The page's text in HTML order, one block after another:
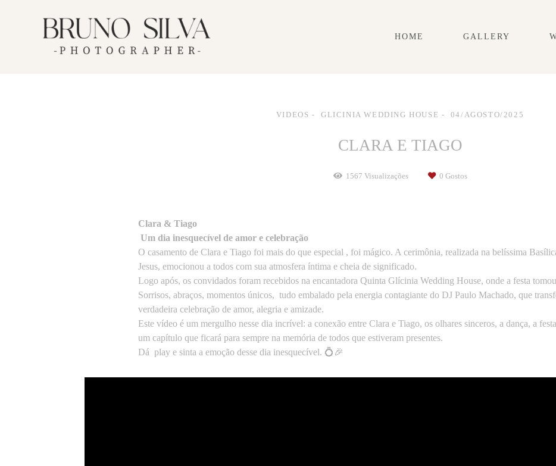
HOME GALLERY
VIDEOS GLICINIA WEDDING HOUSE 04/AGOSTO/2025
CLARA E TIAGO
1567 Visualizações 0 Gostos
Clara & Tiago
Um dia inesquecível de amor e celebração
O casamento de Clara e Tiago foi mais do que especial , foi mágico. A cerimônia, realizada na belíssima
Jesus, emocionou a todos com sua atmosfera íntima e cheia de significado.
Logo após, os convidados foram recebidos na encantadora Quinta Glícinia Wedding House, onde a festa
Sorrisos, abraços, momentos únicos, tudo embalado pela energia contagiante do DJ Paulo Machado, que
verdadeira celebração de amor, alegria e amizade.
Este vídeo é um mergulho nesse dia incrível: a conexão entre Clara e Tiago, os olhares sinceros, a dança, a
um capítulo que ficará para sempre na memória de todos que estiveram presentes.
Dá play e sinta a emoção desse dia inesquecível. 💍🎉